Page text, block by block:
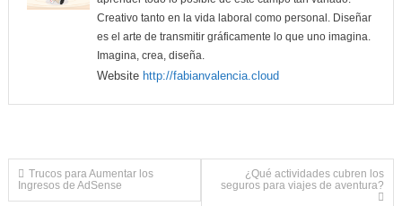
Creativo tanto en la vida laboral como personal. Diseñar
es el arte de transmitir gráficamente lo que uno imagina.
Imagina, crea, diseña.
Website http://fabianvalencia.cloud
Navegación
Trucos para Aumentar los
Ingresos de AdSense
¿Qué actividades cubren los
seguros para viajes de aventura?